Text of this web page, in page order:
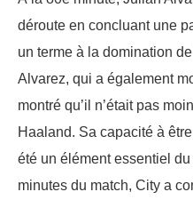
déroute en concluant une
un terme à la domination
Alvarez, qui a également
montré qu’il n’était pas
Haaland. Sa capacité à
été un élément essentiel
minutes du match, City a